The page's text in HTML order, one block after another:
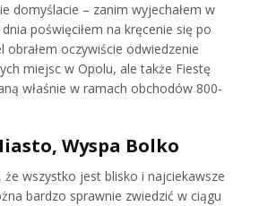
domyślacie – zanim wyjechałem w
poświęciłem na kręcenie się po
obrałem oczywiście odwiedzenie
miejsc w Opolu, ale także Fiestę
właśnie w ramach obchodów 800-
Wyspa Bolko
wszystko jest blisko i najciekawsze
bardzo sprawnie zwiedzić w ciągu